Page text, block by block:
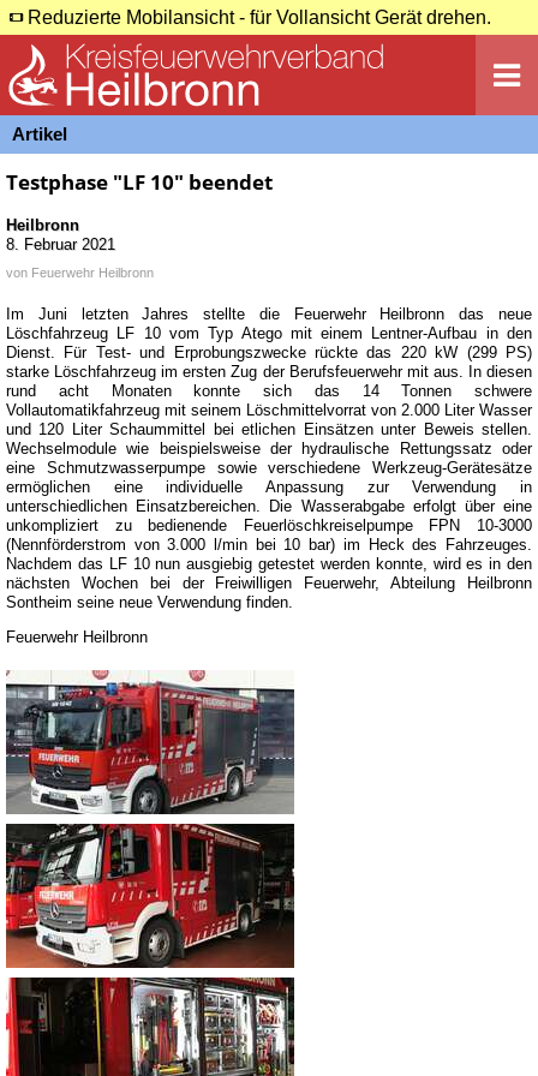
Reduzierte Mobilansicht - für Vollansicht Gerät drehen.
Artikel
Testphase "LF 10" beendet
Heilbronn
8. Februar 2021
von Feuerwehr Heilbronn
Im Juni letzten Jahres stellte die Feuerwehr Heilbronn das neue
Löschfahrzeug LF 10 vom Typ Atego mit einem Lentner-Aufbau in den
Dienst. Für Test- und Erprobungszwecke rückte das 220 kW (299 PS)
starke Löschfahrzeug im ersten Zug der Berufsfeuerwehr mit aus. In diesen
rund acht Monaten konnte sich das 14 Tonnen schwere
Vollautomatikfahrzeug mit seinem Löschmittelvorrat von 2.000 Liter Wasser
und 120 Liter Schaummittel bei etlichen Einsätzen unter Beweis stellen.
Wechselmodule wie beispielsweise der hydraulische Rettungssatz oder
eine Schmutzwasserpumpe sowie verschiedene Werkzeug-Gerätesätze
ermöglichen eine individuelle Anpassung zur Verwendung in
unterschiedlichen Einsatzbereichen. Die Wasserabgabe erfolgt über eine
unkompliziert zu bedienende Feuerlöschkreiselpumpe FPN 10-3000
(Nennförderstrom von 3.000 l/min bei 10 bar) im Heck des Fahrzeuges.
Nachdem das LF 10 nun ausgiebig getestet werden konnte, wird es in den
nächsten Wochen bei der Freiwilligen Feuerwehr, Abteilung Heilbronn
Sontheim seine neue Verwendung finden.
Feuerwehr Heilbronn